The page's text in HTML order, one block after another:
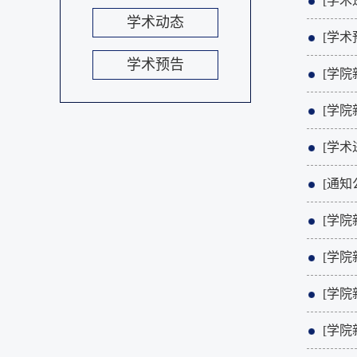
学术动态
学术预告
[学术
[学院
[学院
[学术
[通知
[学院
[学院
[学院
[学院